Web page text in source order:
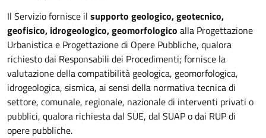
Il Servizio fornisce il supporto geologico, geotecnico,
geofisico, idrogeologico, geomorfologico alla Progettazione
Urbanistica e Progettazione di Opere Pubbliche, qualora
richiesto dai Responsabili dei Procedimenti; fornisce la
valutazione della compatibilità geologica, geomorfologica,
idrogeologica, sismica, ai sensi della normativa tecnica di
settore, comunale, regionale, nazionale di interventi privati o
pubblici, qualora richiesta dal SUE, dal SUAP o dai RUP di
opere pubbliche.